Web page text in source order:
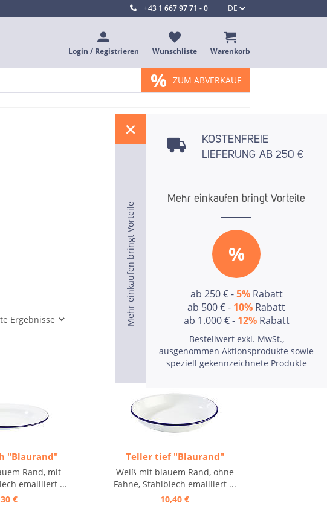
DE
+43 1 667 97 71 - 0
Login / Registrieren Wunschliste Warenkorb
% ZUM ABVERKAUF
"Blaurand"
Rand, mit
emailliert ...
€
Teller tief "Blaurand"
Weiß mit blauem Rand, ohne
Fahne, Stahlblech emailliert ...
10,40 €
Mehr einkaufen bringt Vorteile
KOSTENFREIE
LIEFERUNG AB 250 €
Mehr einkaufen bringt Vorteile
%
ab 250 € -5%Rabatt
ab 500 € - 10% Rabatt
ab 1.000 € - 12%Rabatt
Bestellwert exkl. MwSt.,
ausgenommen Aktionsprodukte sowie
speziell gekennzeichnete Produkte